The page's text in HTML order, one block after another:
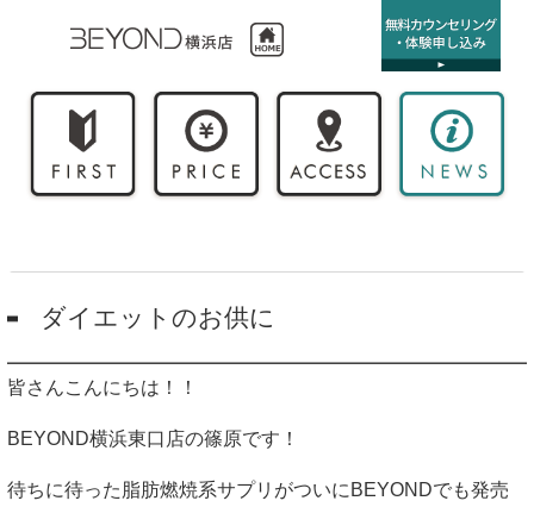
ダイエットのお供に
皆さんこんにちは！！
BEYOND横浜東口店の篠原です！
待ちに待った脂肪燃焼系サプリがついにBEYONDでも発売